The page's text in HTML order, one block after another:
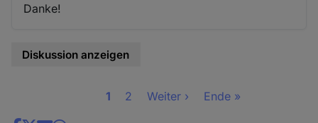
Danke!
Diskussion anzeigen
Seite
1 Seite
2
Nächste
Weiter ›
Letzte
Ende »